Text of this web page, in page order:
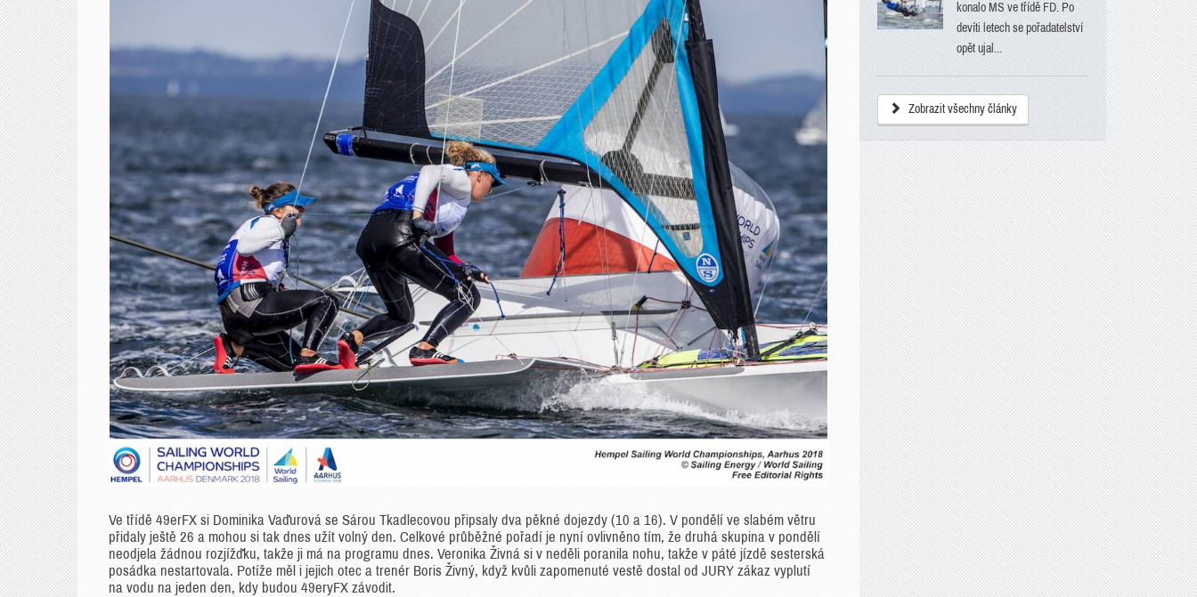
Ve třídě 49erFX si Dominika Vaďurová se Sárou Tkadlecovou připsaly dva pěkné dojezdy (10 a 16). V pondělí ve slabém větru
přidaly ještě 26 a mohou si tak dnes užít volný den. Celkové průběžné pořadí je nyní ovlivněno tím, že druhá skupina v pondělí
neodjela žádnou rozjížďku, takže ji má na programu dnes. Veronika Živná si v neděli poranila nohu, takže v páté jízdě sesterská
posádka nestartovala. Potíže měl i jejich otec a trenér Boris Živný, když kvůli zapomenuté vestě dostal od JURY zákaz vyplutí
na vodu na jeden den, kdy budou 49eryFX závodit.
konalo MS ve třídě FD. Po
devíti letech se pořadatelství
opět ujal...
Zobrazit všechny články